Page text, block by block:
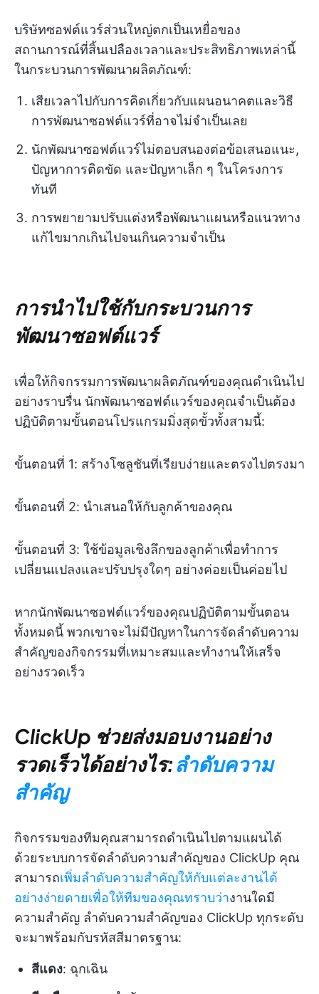
บริษัทซอฟต์แวร์ส่วนใหญ่ตกเป็นเหยื่อของ
สถานการณ์ที่สิ้นเปลืองเวลาและประสิทธิภาพเหล่านี้
ในกระบวนการพัฒนาผลิตภัณฑ์:
เสียเวลาไปกับการคิดเกี่ยวกับแผนอนาคตและวิธี
การพัฒนาซอฟต์แวร์ที่อาจไม่จำเป็นเลย
นักพัฒนาซอฟต์แวร์ไม่ตอบสนองต่อข้อเสนอแนะ,
ปัญหาการติดขัด และปัญหาเล็ก ๆ ในโครงการ
ทันที
การพยายามปรับแต่งหรือพัฒนาแผนหรือแนวทาง
แก้ไขมากเกินไปจนเกินความจำเป็น
การนำไปใช้กับกระบวนการ
พัฒนาซอฟต์แวร์
เพื่อให้กิจกรรมการพัฒนาผลิตภัณฑ์ของคุณดำเนินไป
อย่างราบรื่น นักพัฒนาซอฟต์แวร์ของคุณจำเป็นต้อง
ปฏิบัติตามขั้นตอนโปรแกรมมิ่งสุดขั้วทั้งสามนี้:
ขั้นตอนที่ 1: สร้างโซลูชันที่เรียบง่ายและตรงไปตรงมา
ขั้นตอนที่ 2: นำเสนอให้กับลูกค้าของคุณ
ขั้นตอนที่ 3: ใช้ข้อมูลเชิงลึกของลูกค้าเพื่อทำการ
เปลี่ยนแปลงและปรับปรุงใดๆ อย่างค่อยเป็นค่อยไป
หากนักพัฒนาซอฟต์แวร์ของคุณปฏิบัติตามขั้นตอน
ทั้งหมดนี้ พวกเขาจะไม่มีปัญหาในการจัดลำดับความ
สำคัญของกิจกรรมที่เหมาะสมและทำงานให้เสร็จ
อย่างรวดเร็ว
ClickUp ช่วยส่งมอบงานอย่าง
รวดเร็วได้อย่างไร:ลำดับความ
สำคัญ
กิจกรรมของทีมคุณสามารถดำเนินไปตามแผนได้
ด้วยระบบการจัดลำดับความสำคัญของ ClickUp คุณ
สามารถเพิ่มลำดับความสำคัญให้กับแต่ละงานได้
อย่างง่ายดายเพื่อให้ทีมของคุณทราบว่างานใดมี
ความสำคัญ ลำดับความสำคัญของ ClickUp ทุกระดับ
จะมาพร้อมกับรหัสสีมาตรฐาน:
สีแดง: ฉุกเฉิน